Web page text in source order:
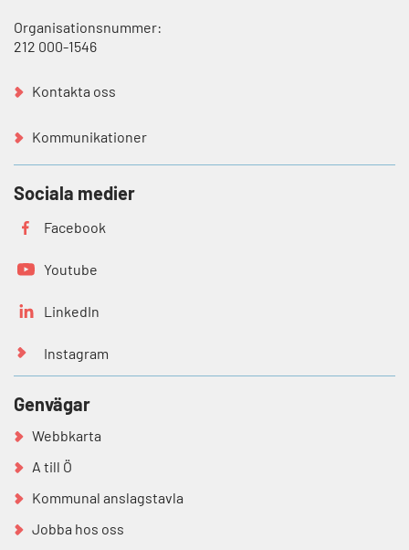
Organisationsnummer:
212 000-1546
Kontakta oss
Kommunikationer
Sociala medier
Facebook
Youtube
LinkedIn
Instagram
Genvägar
Webbkarta
A till Ö
Kommunal anslagstavla
Jobba hos oss